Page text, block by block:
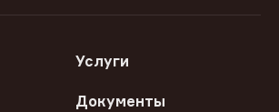
Услуги
Документы